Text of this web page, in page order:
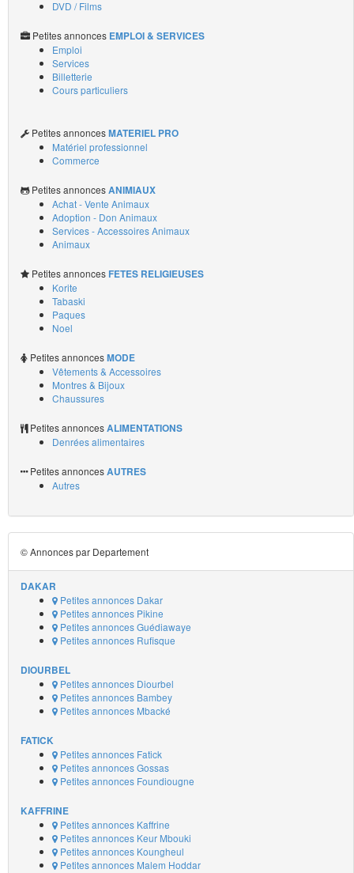
DVD / Films
Petites annonces EMPLOI & SERVICES
Emploi
Services
Billetterie
Cours particuliers
Petites annoncesMATERIEL PRO
Matériel professionnel
Commerce
Petites annoncesANIMIAUX
Achat - Vente Animaux
Adoption - Don Animaux
Services - Accessoires Animaux
Animaux
Petites annonces FETES RELIGIEUSES
Korite
Tabaski
Paques
Noel
Petites annoncesMODE
Vêtements & Accessoires
Montres & Bijoux
Chaussures
Petites annoncesALIMENTATIONS
Denrées alimentaires
Petites annoncesAUTRES
Autres
© Annonces par Departement
DAKAR
Petites annonces Dakar
Petites annonces Pikine
Petites annonces Guédiawaye
Petites annonces Rufisque
DIOURBEL
Petites annonces Diourbel
Petites annonces Bambey
Petites annonces Mbacké
FATICK
Petites annonces Fatick
Petites annonces Gossas
Petites annonces Foundiougne
KAFFRINE
Petites annonces Kaffrine
Petites annonces Keur Mbouki
Petites annonces Koungheul
Petites annonces Malem Hoddar